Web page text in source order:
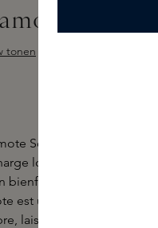
Soap
tonen
Soap d'Antoine
longue durée du Nice
bienfaisant nettoie en
est une explosion
laissant une impression